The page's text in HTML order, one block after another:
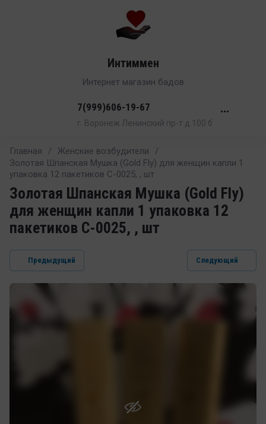
Интиммен
Интернет магазин бадов
7(999)606-19-67
г. Воронеж Ленинский пр-т д.100 б
•••
Главная / Женские возбудители
/
Золотая Шпанская Мушка (Gold Fly) для женщин капли 1
упаковка 12 пакетиков C-0025, , шт
Золотая Шпанская Мушка (Gold Fly)
для женщин капли 1 упаковка 12
пакетиков C-0025, , шт
Предыдущий Следующий